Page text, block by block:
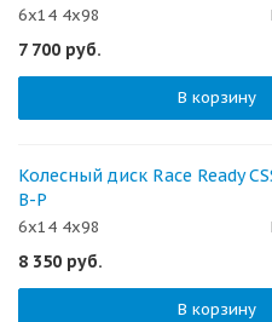
6x14 4x98
7 700 руб.
В корзину
Колесный диск Race Ready
B-P
6x14 4x98
8 350 руб.
В корзину